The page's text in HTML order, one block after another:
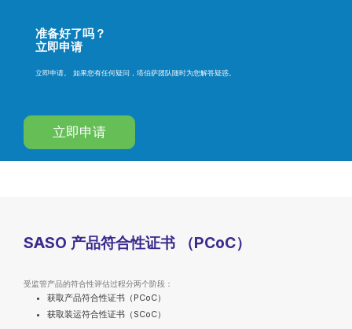
准备好了吗？
立即申请
立即申请。 如果您有任何疑问，塔伯萨团队随时为您解答疑惑。
立即申请
SASO 产品符合性证书 （PCoC）
受监管产品的符合性评估过程分两个阶段：
获取产品符合性证书（PCoC）
获取装运符合性证书（SCoC）